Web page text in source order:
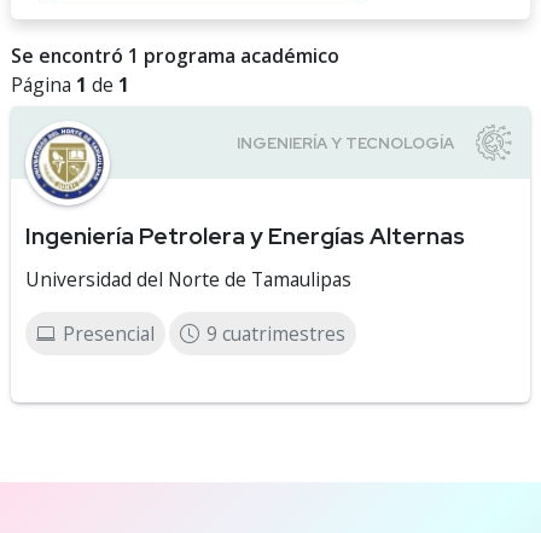
Se encontró 1 programa académico
Página 1 de 1
Ingeniería Petrolera y Energías Alternas
Universidad del Norte de Tamaulipas
Presencial 9 cuatrimestres